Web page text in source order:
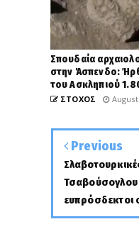
Σπουδαία
στην Άσπενδο:
του Ασκληπιού
ΣΤΟΧΟΣ August
Previous
Τσαβούσογλου
ευπρόσδεκτοι